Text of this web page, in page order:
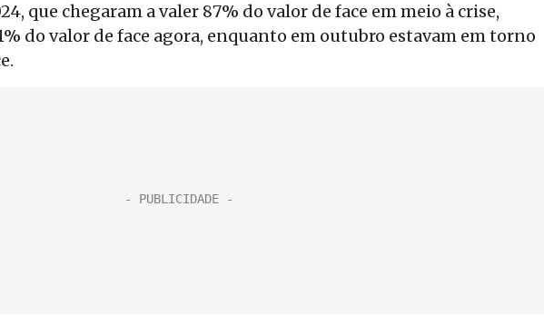
que chegaram a valer 87% do valor de face em meio à crise,
do valor de face agora, enquanto em outubro estavam em torno